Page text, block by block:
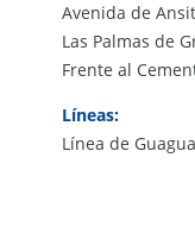
Avenida de
Las Palmas de
Frente al
Líneas:
Línea de